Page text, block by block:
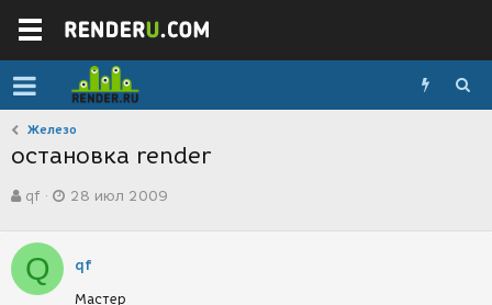
Железо
остановка render
в
о
р
т
е
qf
а
с
з
28 июл 2009
Q qf
Мастер